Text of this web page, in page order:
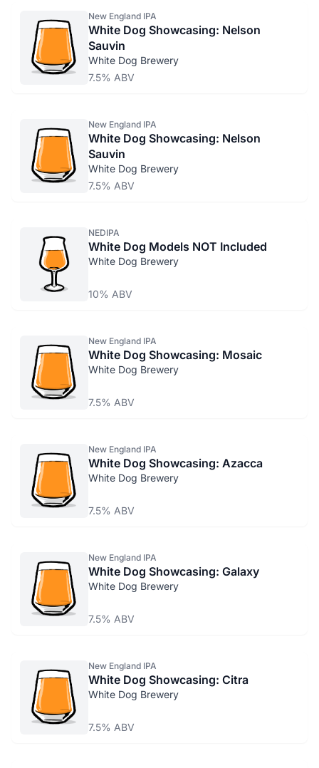
New England IPA
White Dog Showcasing: Nelson
Sauvin
White Dog Brewery
7.5% ABV
New England IPA
White Dog Showcasing: Nelson
Sauvin
White Dog Brewery
7.5% ABV
NEDIPA
White Dog Models NOT Included
White Dog Brewery
10% ABV
New England IPA
White Dog Showcasing: Mosaic
White Dog Brewery
7.5% ABV
New England IPA
White Dog Showcasing: Azacca
White Dog Brewery
7.5% ABV
New England IPA
White Dog Showcasing: Galaxy
White Dog Brewery
7.5% ABV
New England IPA
White Dog Showcasing: Citra
White Dog Brewery
7.5% ABV